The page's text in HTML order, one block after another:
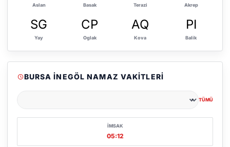
Aslan Basak Terazi Akrep
SG
Yay
CP
Oglak
AQ
Kova
PI
Balik
BURSA İNEGÖL NAMAZ VAKITLERI
TÜMÜ
İMSAK
05:12